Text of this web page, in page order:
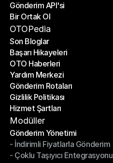
E-Ticaret Platformları
Gönderim API'si
Gönderim API'si
Bir Ortak Ol
Bir Ortak Ol
OTOPedia
Son Bloglar
Son Bloglar
Başarı Hikayeleri
Başarı Hikayeleri
OTO Haberleri
OTO Haberleri
Yardım Merkezi
Yardım Merkezi
Gönderim Rotaları
Gönderim Rotaları
Gizlilik Politikası
Gizlilik Politikası
Hizmet Şartları
Hizmet Şartları
Modüller
Gönderim Yönetimi
Gönderim Yönetimi
- İndirimli Fiyatlarla Gönderim
- İndirimli Fiyatlarla Gönderim
- Çoklu Taşıyıcı Entegrasyonu